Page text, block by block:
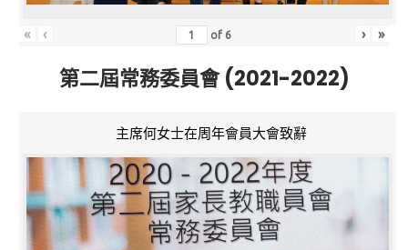
« ‹ of 6 › »
第二屆常務委員會 (2021-2022)
主席何女士在周年會員大會致辭